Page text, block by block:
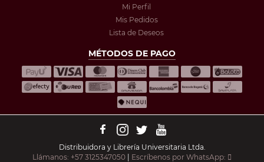
Mi Perfil
Mis Pedidos
Lista de Deseos
MÉTODOS DE PAGO
Distribuidora y Librería Universitaria Ltda.
Llámanos: +57 3125347050 | Escríbenos por WhatsApp: